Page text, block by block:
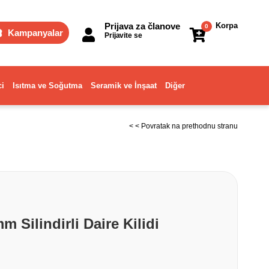
Kampanyalar
Korpa
0
Prijava za članove
Prijavite se
Isıtma ve Soğutma Seramik ve İnşaat Diğer
< < Povratak na prethodnu stranu
Silindirli Daire Kilidi